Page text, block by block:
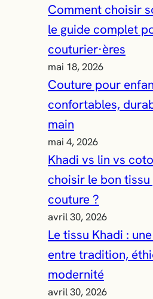
Comment choisir
le guide complet
couturier·ères
mai 18, 2026
Couture pour
confortables,
main
mai 4, 2026
Khadi vs lin vs
choisir le bon
couture ?
avril 30, 2026
Le tissu Khadi :
entre tradition,
modernité
avril 30, 2026